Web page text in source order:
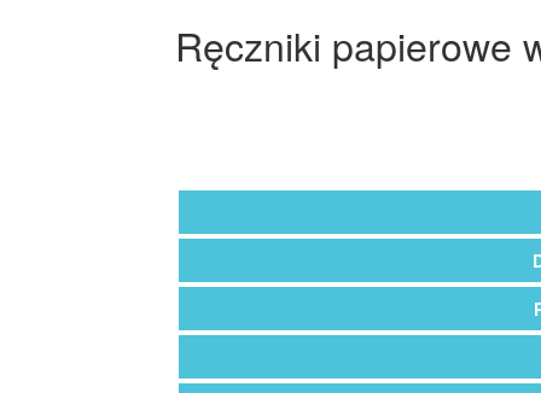
Ręczniki papierowe